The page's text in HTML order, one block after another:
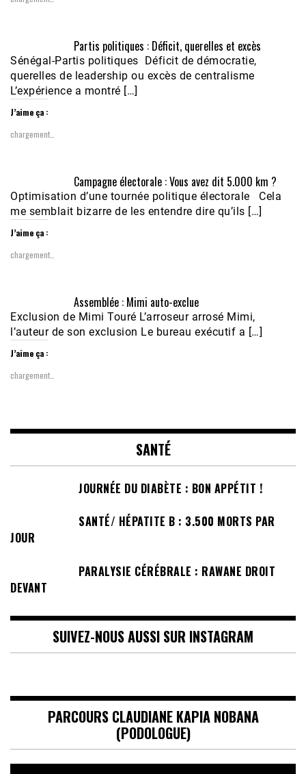
Partis politiques : Déficit, querelles et excès
Sénégal-Partis politiques Déficit de démocratie,
querelles de leadership ou excès de centralisme
L’expérience a montré […]
J’aime ça :
chargement…
Campagne électorale : Vous avez dit 5.000 km ?
Optimisation d’une tournée politique électorale Cela
me semblait bizarre de les entendre dire qu’ils […]
J’aime ça :
chargement…
Assemblée : Mimi auto-exclue
Exclusion de Mimi Touré L’arroseur arrosé Mimi,
l’auteur de son exclusion Le bureau exécutif a […]
J’aime ça :
chargement…
SANTÉ
JOURNÉE DU DIABÈTE : BON APPÉTIT !
SANTÉ/ HÉPATITE B : 3.500 MORTS PAR
JOUR
PARALYSIE CÉRÉBRALE : RAWANE DROIT
DEVANT
SUIVEZ-NOUS AUSSI SUR INSTAGRAM
PARCOURS CLAUDIANE KAPIA NOBANA
(PODOLOGUE)